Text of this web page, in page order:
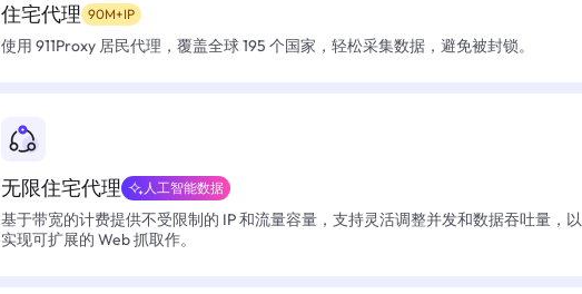
住宅代理 90M+IP
使用 911Proxy 居民代理，覆盖全球 195 个国家，轻松采集数据，避免被封锁。
无限住宅代理 人工智能数据
基于带宽的计费提供不受限制的 IP 和流量容量，支持灵活调整并发和数据吞吐量，以
实现可扩展的 Web 抓取作。